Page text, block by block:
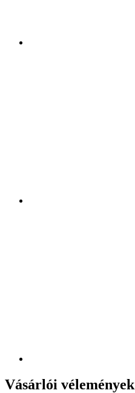
Vásárlói vélemények